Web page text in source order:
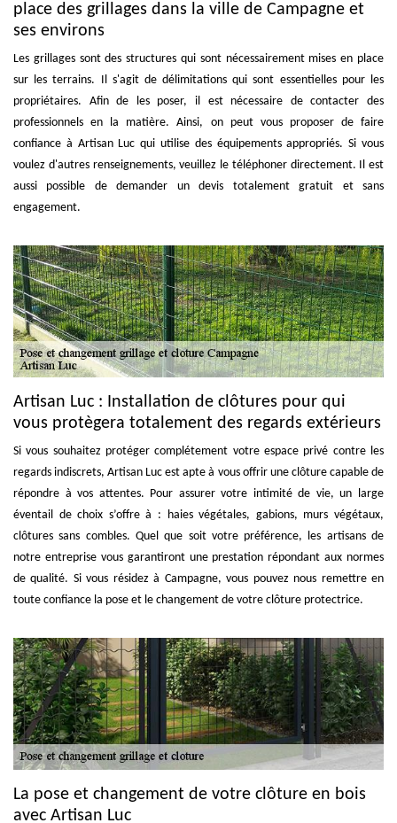
place des grillages dans la ville de Campagne et
ses environs
Les grillages sont des structures qui sont nécessairement mises en place
sur les terrains. Il s'agit de délimitations qui sont essentielles pour les
propriétaires. Afin de les poser, il est nécessaire de contacter des
professionnels en la matière. Ainsi, on peut vous proposer de faire
confiance à Artisan Luc qui utilise des équipements appropriés. Si vous
voulez d'autres renseignements, veuillez le téléphoner directement. Il est
aussi possible de demander un devis totalement gratuit et sans
engagement.
Artisan Luc : Installation de clôtures pour qui
vous protègera totalement des regards extérieurs
Si vous souhaitez protéger complétement votre espace privé contre les
regards indiscrets, Artisan Luc est apte à vous offrir une clôture capable de
répondre à vos attentes. Pour assurer votre intimité de vie, un large
éventail de choix s’offre à : haies végétales, gabions, murs végétaux,
clôtures sans combles. Quel que soit votre préférence, les artisans de
notre entreprise vous garantiront une prestation répondant aux normes
de qualité. Si vous résidez à Campagne, vous pouvez nous remettre en
toute confiance la pose et le changement de votre clôture protectrice.
La pose et changement de votre clôture en bois
avec Artisan Luc